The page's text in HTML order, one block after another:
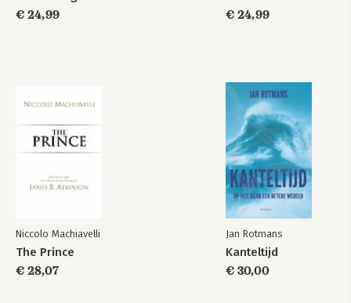
Over de auteur
Noten
€ 24,99
€ 24,99
Niccolo Machiavelli
The Prince
€ 28,07
Jan Rotmans
Kanteltijd
€ 30,00